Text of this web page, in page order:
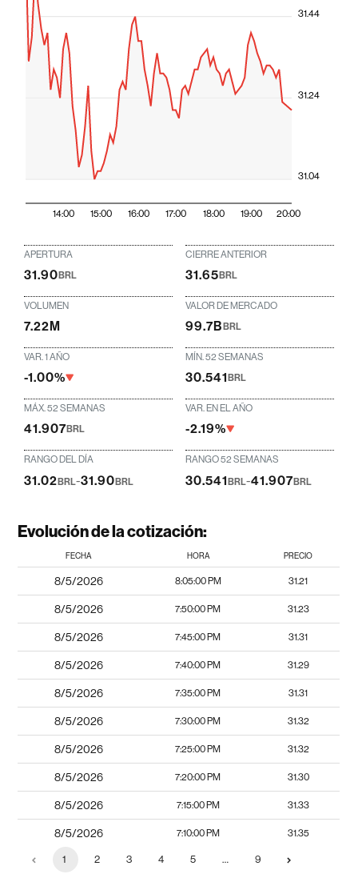
14:00 15:00 16:00 17:00 18:00 19:00 20:00
31.04
31.24
31.44
APERTURA
31.90BRL
CIERRE ANTERIOR
31.65BRL
VOLUMEN
7.22M
VALOR DE MERCADO
99.7BBRL
VAR. 1 AÑO
-1.00%
MÍN. 52 SEMANAS
30.541BRL
MÁX. 52 SEMANAS
41.907BRL
VAR. EN EL AÑO
-2.19%
RANGO DEL DÍA
31.02BRL-31.90BRL
RANGO 52 SEMANAS
30.541 BRL-41.907BRL
Evolución de la cotización:
FECHA HORA PRECIO
8/5/2026 8:05:00 PM 31.21
8/5/2026 7:50:00 PM 31.23
8/5/2026 7:45:00 PM 31.31
8/5/2026 7:40:00 PM 31.29
8/5/2026 7:35:00 PM 31.31
8/5/2026 7:30:00 PM 31.32
8/5/2026 7:25:00 PM 31.32
8/5/2026 7:20:00 PM 31.30
8/5/2026 7:15:00 PM 31.33
8/5/2026 7:10:00 PM 31.35
1 2 3 4 5 … 9